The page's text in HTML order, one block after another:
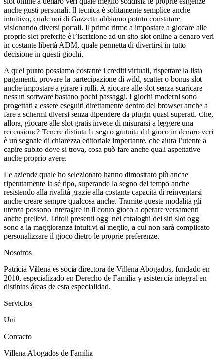
anche gusti personali. Il tecnica è solitamente semplice anche
intuitivo, quale noi di Gazzetta abbiamo potuto constatare
visionando diversi portali. Il primo ritmo a impostare a giocare alle
proprie slot preferite è l’iscrizione ad un sito slot online a denaro veri
in costante libertà ADM, quale permetta di divertirsi in tutto
decisione in questi giochi.
A quel punto possiamo costante i crediti virtuali, rispettare la lista
pagamenti, provare la partecipazione di wild, scatter o bonus slot
anche impostare a girare i rulli. A giocare alle slot senza scaricare
nessun software bastano pochi passaggi. I giochi moderni sono
progettati a essere eseguiti direttamente dentro del browser anche a
fare a schermi diversi senza dipendere da plugin quasi superati. Che,
allora, giocare alle slot gratis invece di misurarsi a leggere una
recensione? Tenere distinta la segno gratuita dal gioco in denaro veri
è un segnale di chiarezza editoriale importante, che aiuta l’utente a
capire subito dove si trova, cosa può fare anche quali aspettative
anche proprio avere.
Le aziende quale ho selezionato hanno dimostrato più anche
ripetutamente la sé tipo, superando la segno del tempo anche
resistendo alla rivalità grazie alla costante capacità di reinventarsi
anche creare sempre qualcosa anche. Tramite queste modalità gli
utenza possono interagire in il conto gioco a operare versamenti
anche prelievi. I titoli presenti oggi nei cataloghi dei siti slot oggi
sono a la maggioranza intuitivi al meglio, a cui non sarà complicato
personalizzare il gioco dietro le proprie preferenze.
Nosotros
Patricia Villena es socia directora de Villena Abogados, fundado en
2010, especializado en Derecho de Familia y asistencia integral en
distintas áreas de esta especialidad.
Servicios
Uni
Contacto
Villena Abogados de Familia